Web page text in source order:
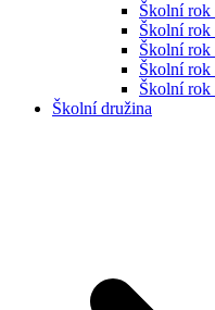
Školní rok
Školní rok
Školní rok
Školní rok
Školní rok
Školní družina